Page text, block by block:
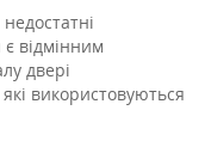
є відмінним
двері
використовуються